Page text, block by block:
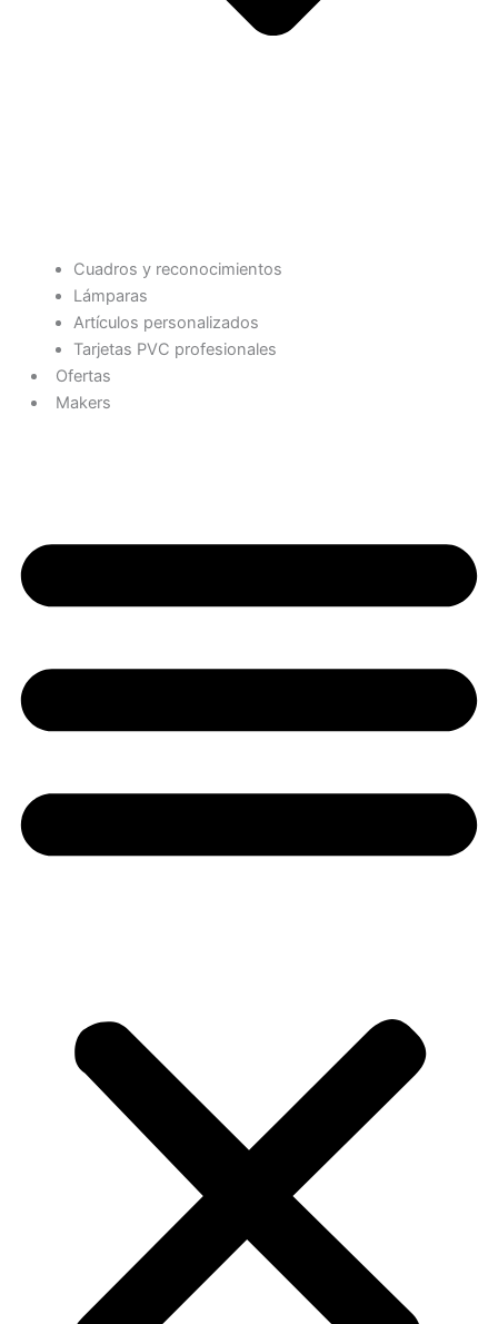
Cuadros y reconocimientos
Lámparas
Artículos personalizados
Tarjetas PVC profesionales
Ofertas
Makers